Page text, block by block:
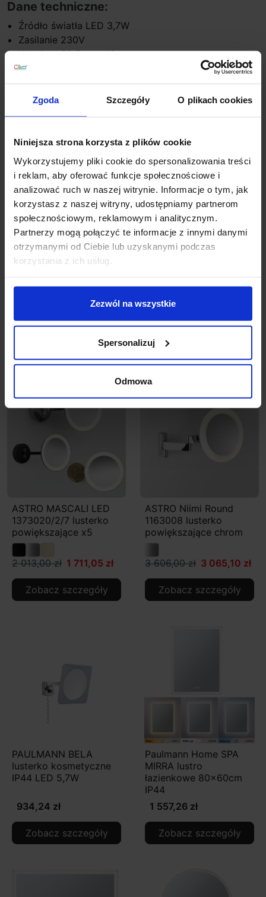
Zgoda Szczegóły O plikach cookies
Niniejsza strona korzysta z plików cookie
Wykorzystujemy pliki cookie do spersonalizowania treści
i reklam, aby oferować funkcje społecznościowe i
analizować ruch w naszej witrynie. Informacje o tym, jak
korzystasz z naszej witryny, udostępniamy partnerom
społecznościowym, reklamowym i analitycznym.
Partnerzy mogą połączyć te informacje z innymi danymi
otrzymanymi od Ciebie lub uzyskanymi podczas
korzystania z ich usług.
Zezwól na wszystkie
Spersonalizuj
Odmowa
Dane techniczne:
Źródło światła LED 3,7W
Zasilanie 230V
Wymiary 20,5cm x 19cm
Głębokość 36,2cm
Powiększenie 3x
Barwa światła 2700K/4000K/6500K
Kolor chrom
czas świecenia do 30000 godz
Gwarancja 5 lat
Dodatkowe informacje:
źródło światła wbudowane
zakończone wtyczką Euro
regulowane ramię
brak możliwości ściemniania
Szczegóły produktu
Zobacz także
ASTRO MASCALI LED
1373020/2/7 lusterko
powiększające x5
2 013,00 zł 1 711,05 zł
Zobacz szczegóły
ASTRO Niimi Round
1163008 lusterko
powiększające chrom
3 606,00 zł 3 065,10 zł
Zobacz szczegóły
PAULMANN BELA
lusterko kosmetyczne
IP44 LED 5,7W
934,24 zł
Zobacz szczegóły
Paulmann Home SPA
MIRRA lustro
łazienkowe 80x60cm
IP44
1 557,26 zł
Zobacz szczegóły